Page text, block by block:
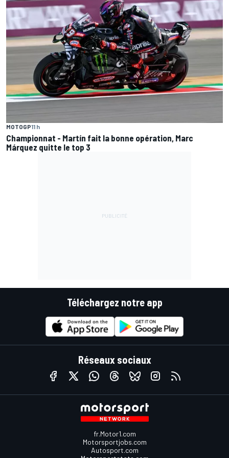
MOTOGP11 h
Championnat - Martín fait la bonne opération, Marc
Márquez quitte le top 3
Téléchargez notre app
Réseaux sociaux
fr.Motor1.com
Motorsportjobs.com
Autosport.com